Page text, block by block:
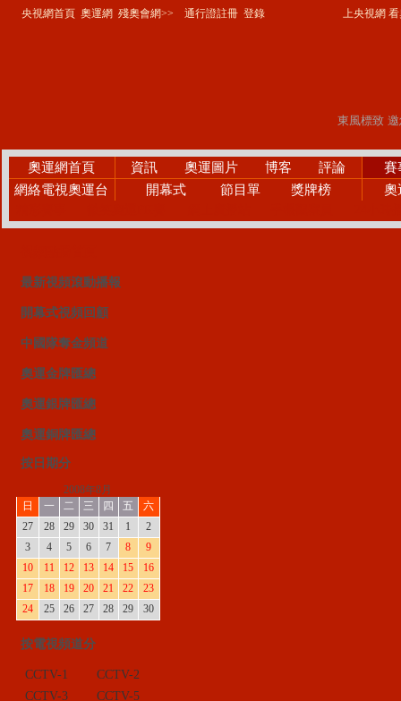
央視網首頁 奧運網 殘奧會網>> 通行證註冊 登錄 上央視網 看奧
奧運網首頁 資訊 奧運圖片 博客 評論
賽
網絡電視奧運台
開幕式 節目單 獎牌榜 奧
最新視頻滾動播報
開幕式視頻回顧
中國隊奪金頻道
奧運金牌匯總
奧運銀牌匯總
奧運銅牌匯總
按日期分
2008年8月
日
一 二 三 四 五
六
27
28 29 30 31 1
2
3
4 5 6 7 8
9
10
11 12 13 14 15
16
17
18 19 20 21 22
23
24
25 26 27 28 29 30
按電視頻道分
CCTV-1
CCTV-2
CCTV-3
CCTV-5